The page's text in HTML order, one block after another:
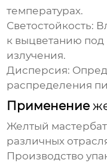
температурах.
Светостойкость:
к выцветанию
излучения.
Дисперсия:
распределения
Применение
Желтый
различных
Производство